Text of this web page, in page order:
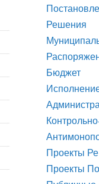
Решения
Бюджет
Проекты
Проекты